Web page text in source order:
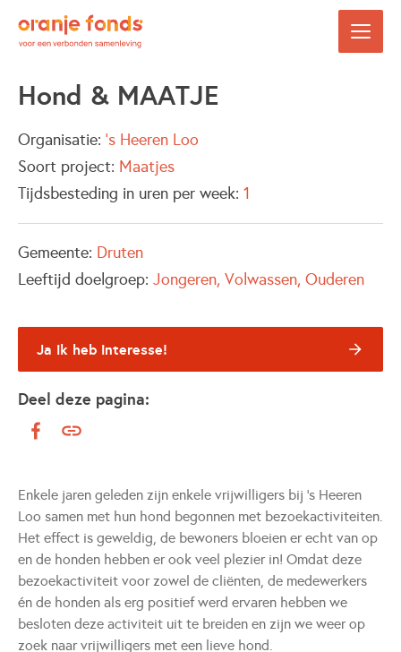
Hond & MAATJE
Organisatie: 's Heeren Loo
Soort project: Maatjes
Tijdsbesteding in uren per week: 1
Gemeente: Druten
Leeftijd doelgroep: Jongeren Volwassen Ouderen
Ja ik heb interesse!
Deel deze pagina:
Enkele jaren geleden zijn enkele vrijwilligers bij 's Heeren
Loo samen met hun hond begonnen met bezoekactiviteiten.
Het effect is geweldig, de bewoners bloeien er echt van op
en de honden hebben er ook veel plezier in! Omdat deze
bezoekactiviteit voor zowel de cliënten, de medewerkers
én de honden als erg positief werd ervaren hebben we
besloten deze activiteit uit te breiden en zijn we weer op
zoek naar vrijwilligers met een lieve hond.